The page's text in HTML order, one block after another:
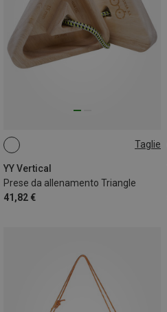
Taglie
YY Vertical
Prese da allenamento Triangle
41,82 €
ONE SIZE